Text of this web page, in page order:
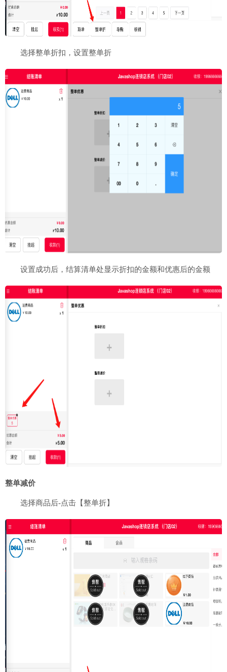
选择整单折扣，设置整单折
设置成功后，结算清单处显示折扣的金额和优惠后的金额
整单减价
选择商品后-点击【整单折】